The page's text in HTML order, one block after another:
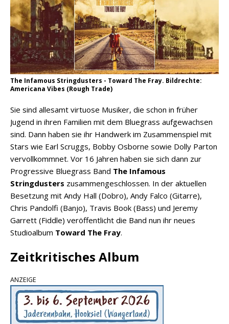
The Infamous Stringdusters - Toward The Fray. Bildrechte:
Americana Vibes (Rough Trade)
Sie sind allesamt virtuose Musiker, die schon in früher
Jugend in ihren Familien mit dem Bluegrass aufgewachsen
sind. Dann haben sie ihr Handwerk im Zusammenspiel mit
Stars wie Earl Scruggs, Bobby Osborne sowie Dolly Parton
vervollkommnet. Vor 16 Jahren haben sie sich dann zur
Progressive Bluegrass Band The Infamous
Stringdusters zusammengeschlossen. In der aktuellen
Besetzung mit Andy Hall (Dobro), Andy Falco (Gitarre),
Chris Pandolfi (Banjo), Travis Book (Bass) und Jeremy
Garrett (Fiddle) veröffentlicht die Band nun ihr neues
Studioalbum Toward The Fray.
Zeitkritisches Album
ANZEIGE